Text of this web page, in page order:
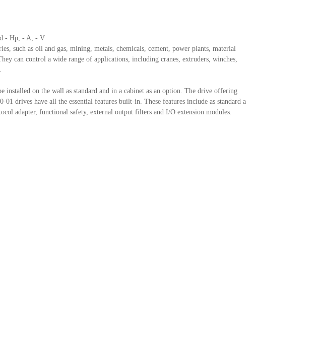
- Hp, - A, - V
such as oil and gas, mining, metals, chemicals, cement, power plants, material
can control a wide range of applications, including cranes, extruders, winches,
installed on the wall as standard and in a cabinet as an option. The drive offering
drives have all the essential features built-in. These features include as standard a
adapter, functional safety, external output filters and I/O extension modules.